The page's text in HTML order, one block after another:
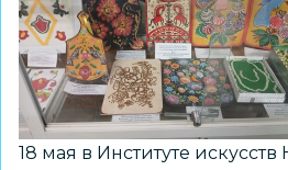
стартовал
этап
«Безопасного
колеса
–
18 мая в Институте